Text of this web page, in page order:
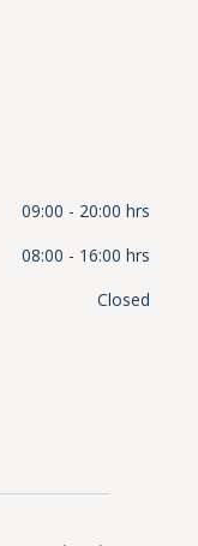
09:00 - 20:00 hrs
08:00 - 16:00 hrs
Closed